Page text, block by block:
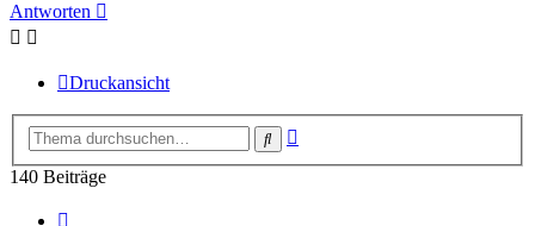
Antworten
Druckansicht
Suche
140 Beiträge